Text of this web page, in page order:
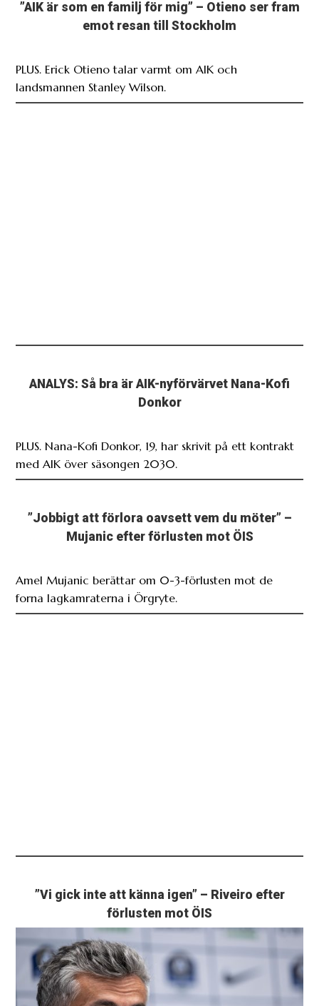
”AIK är som en familj för mig” – Otieno ser fram
emot resan till Stockholm
PLUS. Erick Otieno talar varmt om AIK och
landsmannen Stanley Wilson.
ANALYS: Så bra är AIK-nyförvärvet Nana-Kofi
Donkor
PLUS. Nana-Kofi Donkor, 19, har skrivit på ett kontrakt
med AIK över säsongen 2030.
”Jobbigt att förlora oavsett vem du möter” –
Mujanic efter förlusten mot ÖIS
Amel Mujanic berättar om 0-3-förlusten mot de
forna lagkamraterna i Örgryte.
”Vi gick inte att känna igen” – Riveiro efter
förlusten mot ÖIS